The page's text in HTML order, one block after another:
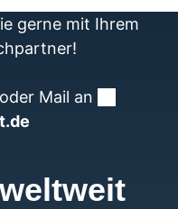
gerne mit Ihrem
oder Mail an